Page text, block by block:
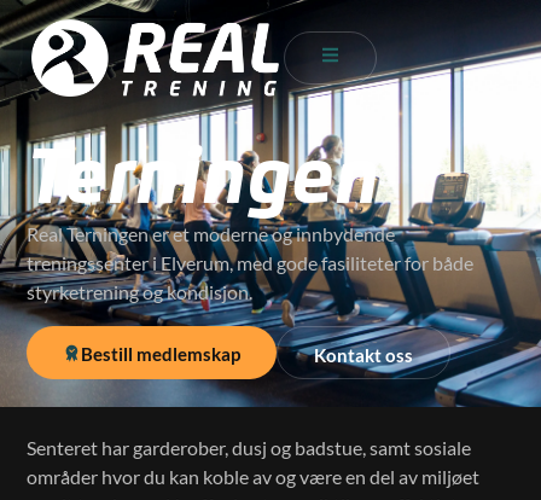
Terningen
Real Terningen er et moderne og innbydende
treningssenter i Elverum, med gode fasiliteter for både
styrketrening og kondisjon.
Bestill medlemskap Kontakt oss
Senteret har garderober, dusj og badstue, samt sosiale
områder hvor du kan koble av og være en del av miljøet